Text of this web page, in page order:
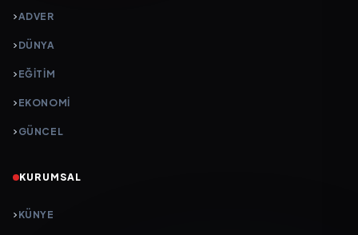
ADVER
DÜNYA
EĞİTİM
EKONOMİ
GÜNCEL
KURUMSAL
KÜNYE